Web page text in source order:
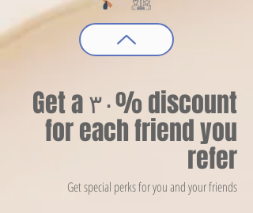
Get a ۳۰% discount
for each friend you
refer
Get special perks for you and your friends